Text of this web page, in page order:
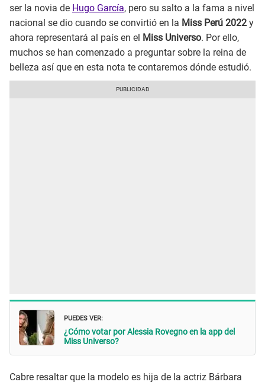
ser la novia de Hugo García, pero su salto a la fama a nivel
nacional se dio cuando se convirtió en la Miss Perú 2022 y
ahora representará al país en el Miss Universo. Por ello,
muchos se han comenzado a preguntar sobre la reina de
belleza así que en esta nota te contaremos dónde estudió.
PUEDES VER:
¿Cómo votar por Alessia Rovegno en la app del
Miss Universo?
Cabre resaltar que la modelo es hija de la actriz Bárbara